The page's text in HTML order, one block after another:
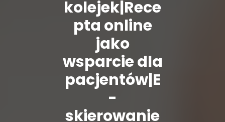
kolejek|Rece
pta online
jako
wsparcie dla
pacjentów|E
-
skierowanie